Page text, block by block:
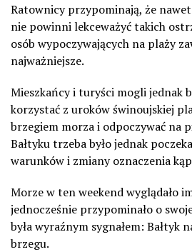
Ratownicy przypominają, że
nie powinni lekceważyć takich
osób wypoczywających na plaży
najważniejsze.
Mieszkańcy i turyści mogli jednak
korzystać z uroków świnoujskiej
brzegiem morza i odpoczywać na
Bałtyku trzeba było jednak
warunków i zmiany oznaczenia
Morze w ten weekend wyglądało
jednocześnie przypominało o
była wyraźnym sygnałem: Bałtyk
brzegu.